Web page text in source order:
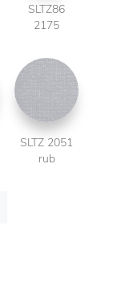
SLTZ86
2175
SLTZ 2051
rub